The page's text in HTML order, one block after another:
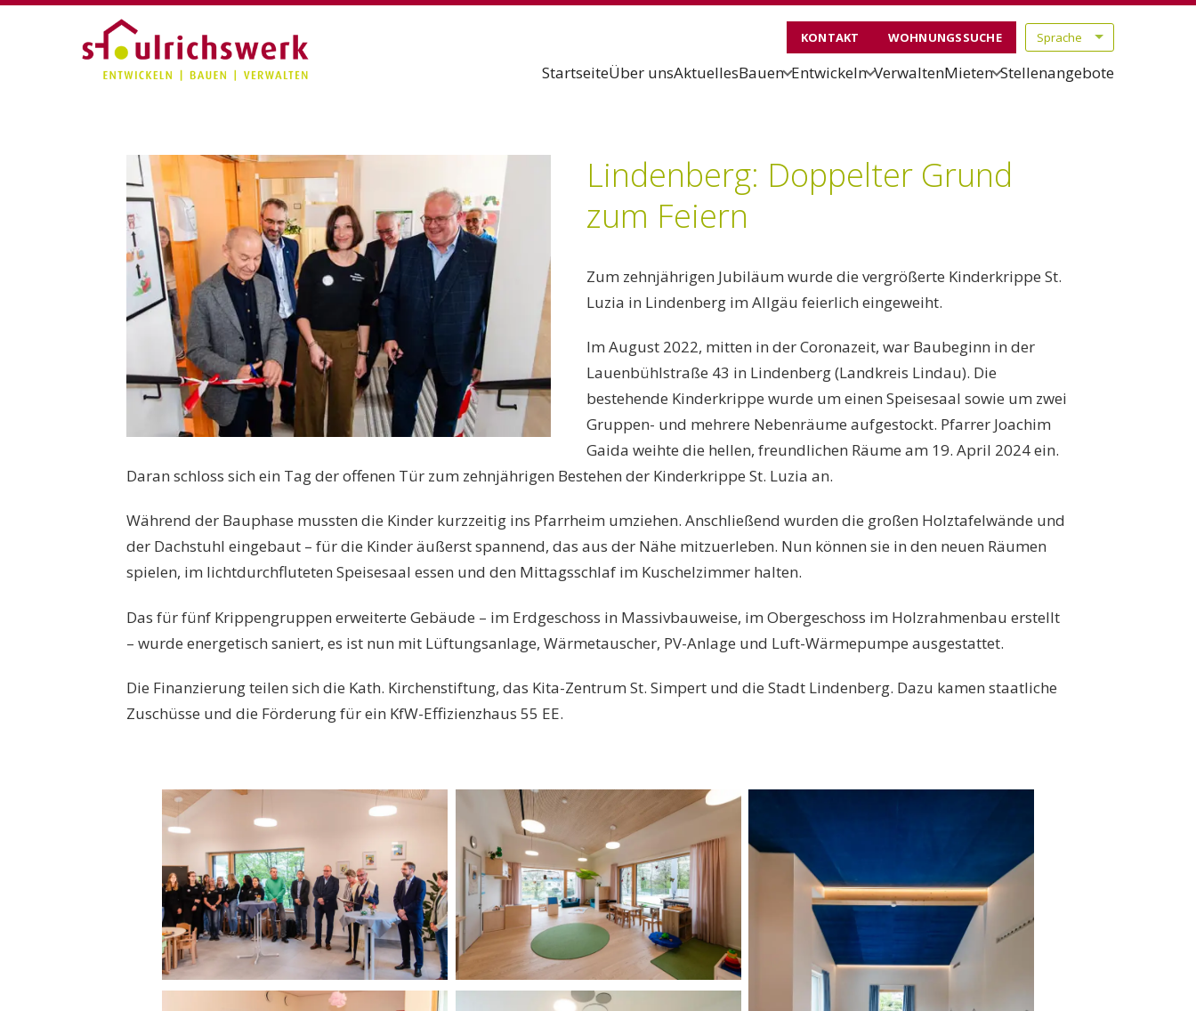
KONTAKT WOHNUNGSSUCHE
StartseiteÜber unsAktuellesBauen Entwickeln VerwaltenMieten Stellenangebote
Lindenberg: Doppelter Grund
zum Feiern
Zum zehnjährigen Jubiläum wurde die vergrößerte Kinderkrippe St.
Luzia in Lindenberg im Allgäu feierlich eingeweiht.
Im August 2022, mitten in der Coronazeit, war Baubeginn in der
Lauenbühlstraße 43 in Lindenberg (Landkreis Lindau). Die
bestehende Kinderkrippe wurde um einen Speisesaal sowie um zwei
Gruppen- und mehrere Nebenräume aufgestockt. Pfarrer Joachim
Gaida weihte die hellen, freundlichen Räume am 19. April 2024 ein.
Daran schloss sich ein Tag der offenen Tür zum zehnjährigen Bestehen der Kinderkrippe St. Luzia an.
Während der Bauphase mussten die Kinder kurzzeitig ins Pfarrheim umziehen. Anschließend wurden die großen Holztafelwände und
der Dachstuhl eingebaut – für die Kinder äußerst spannend, das aus der Nähe mitzuerleben. Nun können sie in den neuen Räumen
spielen, im lichtdurchfluteten Speisesaal essen und den Mittagsschlaf im Kuschelzimmer halten.
Das für fünf Krippengruppen erweiterte Gebäude – im Erdgeschoss in Massivbauweise, im Obergeschoss im Holzrahmenbau erstellt
– wurde energetisch saniert, es ist nun mit Lüftungsanlage, Wärmetauscher, PV-Anlage und Luft-Wärmepumpe ausgestattet.
Die Finanzierung teilen sich die Kath. Kirchenstiftung, das Kita-Zentrum St. Simpert und die Stadt Lindenberg. Dazu kamen staatliche
Zuschüsse und die Förderung für ein KfW-Effizienzhaus 55 EE.